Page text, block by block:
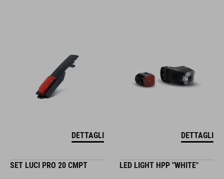
DETTAGLI DETTAGLI
SET LUCI PRO 20 CMPT LED LIGHT HPP "WHITE"